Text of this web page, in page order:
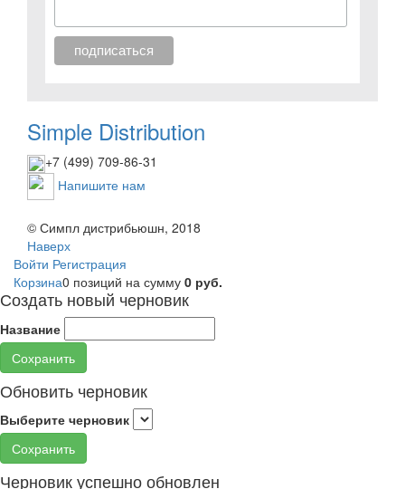
Simple Distribution
+7 (499) 709-86-31
Напишите нам
© Симпл дистрибьюшн, 2018
Наверх
Войти Регистрация
Корзина0 позиций на сумму 0 руб.
Создать новый черновик
Название
Сохранить
Обновить черновик
Выберите черновик
Сохранить
Черновик успешно обновлен